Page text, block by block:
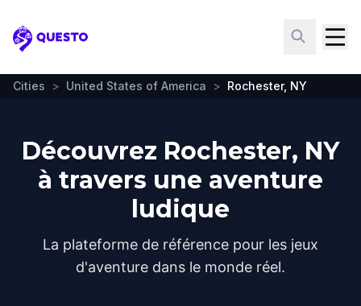
Questo
Cities > United States of America > Rochester, NY
Découvrez Rochester, NY
à travers une aventure
ludique
La plateforme de référence pour les jeux
d'aventure dans le monde réel.